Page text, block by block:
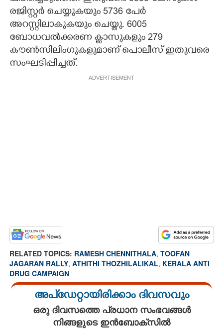
രജിസ്റ്റർ ചെയ്യുകയും 5736 പേർ
അറസ്റ്റിലാകുകയും ചെയ്തു. 6005
ബോധവൽക്കരണ ക്ലാസുകളും 279
കൗൺസിലിംഗുകളുമാണ് പൊലീസ് ഇതുവരെ
സംഘടിപ്പിച്ചത്.
ADVERTISEMENT
RELATED TOPICS: RAMESH CHENNITHALA, TOOFAN
JAGARAN RALLY, ATHITHI THOZHILALIKAL, KERALA ANTI
DRUG CAMPAIGN
അപ്ഡേറ്റായിരിക്കാം ദിവസവും
ഒരു ദിവസത്തെ പ്രധാന സംഭവങ്ങൾ
നിങ്ങളുടെ ഇൻബോക്സിൽ